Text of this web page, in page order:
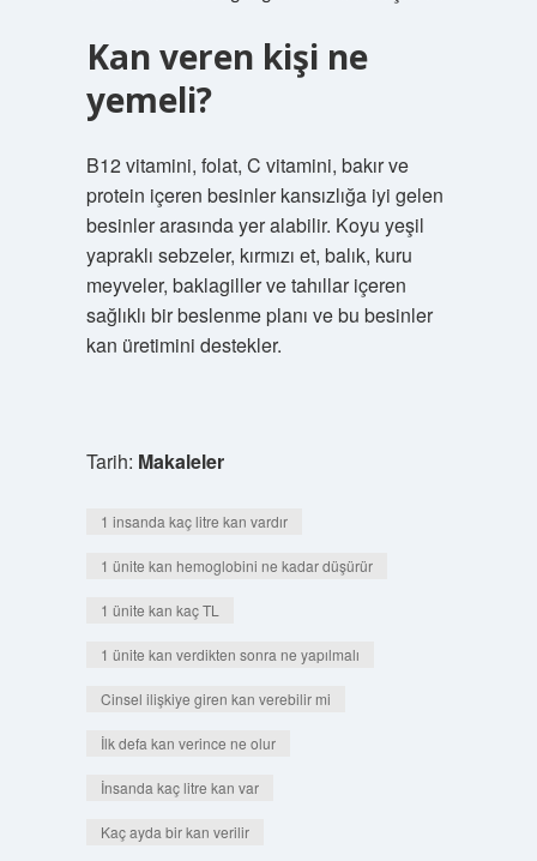
Kan veren kişi ne
yemeli?
B12 vitamini, folat, C vitamini, bakır ve
protein içeren besinler kansızlığa iyi gelen
besinler arasında yer alabilir. Koyu yeşil
yapraklı sebzeler, kırmızı et, balık, kuru
meyveler, baklagiller ve tahıllar içeren
sağlıklı bir beslenme planı ve bu besinler
kan üretimini destekler.
Tarih: Makaleler
1 insanda kaç litre kan vardır
1 ünite kan hemoglobini ne kadar düşürür
1 ünite kan kaç TL
1 ünite kan verdikten sonra ne yapılmalı
Cinsel ilişkiye giren kan verebilir mi
İlk defa kan verince ne olur
İnsanda kaç litre kan var
Kaç ayda bir kan verilir